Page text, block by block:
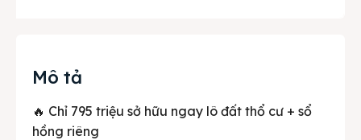
Mô tả
🔥 Chỉ 795 triệu sở hữu ngay lô đất thổ cư + sổ
hồng riêng